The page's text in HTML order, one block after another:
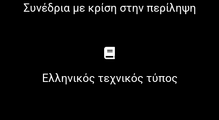
Συνέδρια με κρίση στην περίληψη
Ελληνικός τεχνικός τύπος